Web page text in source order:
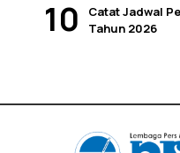
Catat Jadwal
Tahun 2026